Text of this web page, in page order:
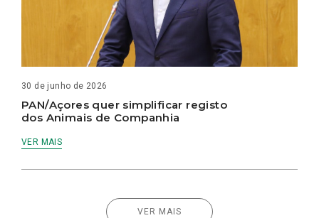
30 de junho de 2026
PAN/Açores quer simplificar registo
dos Animais de Companhia
VER MAIS
VER MAIS